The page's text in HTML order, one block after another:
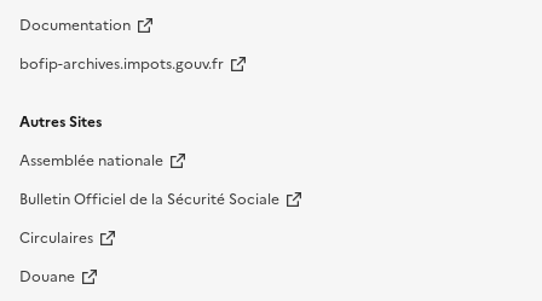
Documentation
bofip-archives.impots.gouv.fr
Autres Sites
Assemblée nationale
Bulletin Officiel de la Sécurité Sociale
Circulaires
Douane